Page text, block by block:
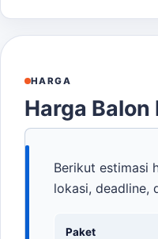
HARGA
Harga
Berikut estimasi
lokasi, deadline,
Paket